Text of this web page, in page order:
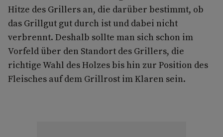
Hitze des Grillers an, die darüber bestimmt, ob
das Grillgut gut durch ist und dabei nicht
verbrennt. Deshalb sollte man sich schon im
Vorfeld über den Standort des Grillers, die
richtige Wahl des Holzes bis hin zur Position des
Fleisches auf dem Grillrost im Klaren sein.